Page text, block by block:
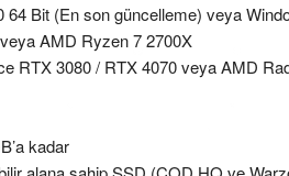
64 Bit (En son güncelleme) veya
AMD Ryzen 7 2700X
RTX 3080 / RTX 4070 veya AMD
kadar